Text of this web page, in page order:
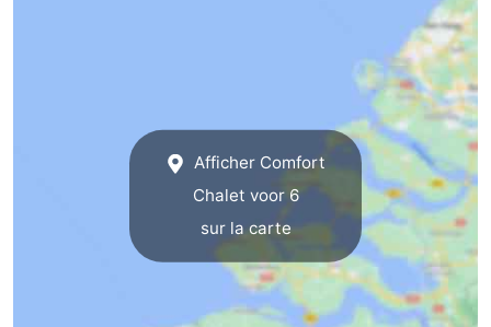
Afficher Comfort
Chalet voor 6
sur la carte